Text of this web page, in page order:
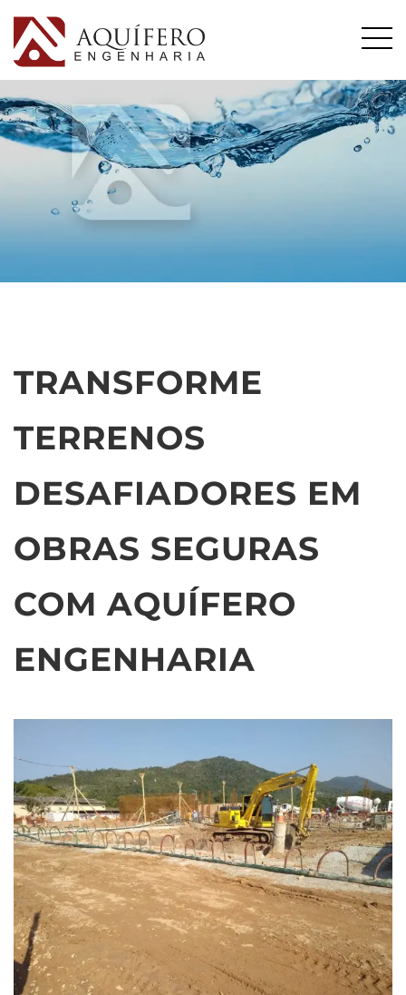
TRANSFORME
TERRENOS
DESAFIADORES EM
OBRAS SEGURAS
COM AQUÍFERO
ENGENHARIA